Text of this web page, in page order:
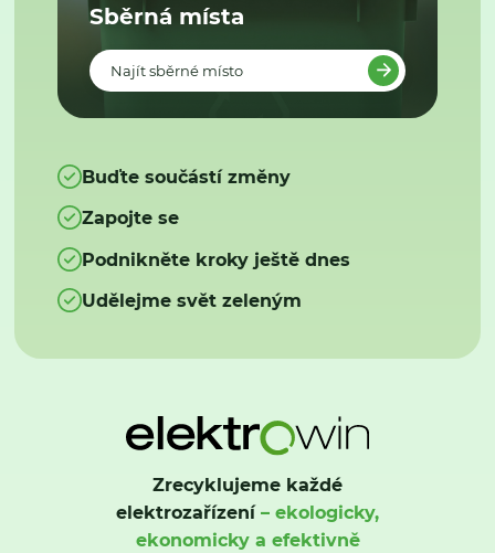
Sběrná místa
Najít sběrné místo
Buďte součástí změny
Zapojte se
Podnikněte kroky ještě dnes
Udělejme svět zeleným
Zrecyklujeme každé
elektrozařízení– ekologicky,
ekonomicky a efektivně